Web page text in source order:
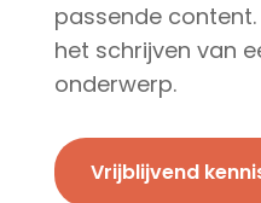
passende
het schrijven van
onderwerp.
Vrijblijvend